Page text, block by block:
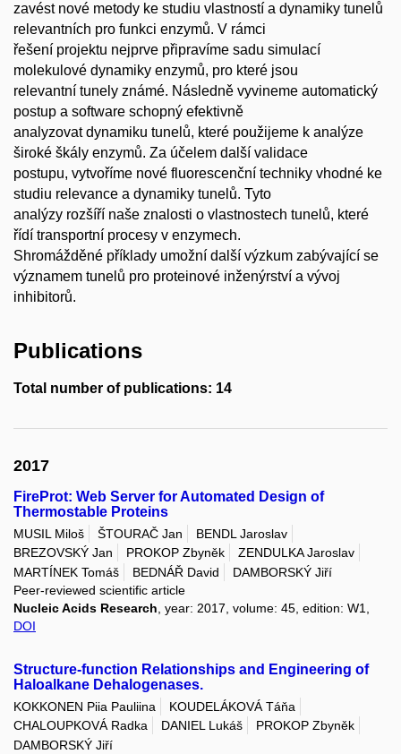
zavést nové metody ke studiu vlastností a dynamiky tunelů
relevantních pro funkci enzymů. V rámci
řešení projektu nejprve připravíme sadu simulací
molekulové dynamiky enzymů, pro které jsou
relevantní tunely známé. Následně vyvineme automatický
postup a software schopný efektivně
analyzovat dynamiku tunelů, které použijeme k analýze
široké škály enzymů. Za účelem další validace
postupu, vytvoříme nové fluorescenční techniky vhodné ke
studiu relevance a dynamiky tunelů. Tyto
analýzy rozšíří naše znalosti o vlastnostech tunelů, které
řídí transportní procesy v enzymech.
Shromážděné příklady umožní další výzkum zabývající se
významem tunelů pro proteinové inženýrství a vývoj
inhibitorů.
Publications
Total number of publications: 14
2017
FireProt: Web Server for Automated Design of
Thermostable Proteins
MUSIL Miloš ŠTOURAČ Jan
BENDL Jaroslav
BREZOVSKÝ Jan
PROKOP Zbyněk
ZENDULKA Jaroslav
MARTÍNEK Tomáš
BEDNÁŘ David
DAMBORSKÝ Jiří
Peer-reviewed scientific article
Nucleic Acids Research , year: 2017, volume: 45, edition: W1,
DOI
Structure-function Relationships and Engineering of
Haloalkane Dehalogenases.
KOKKONEN Piia Pauliina
KOUDELÁKOVÁ Táňa
CHALOUPKOVÁ Radka
DANIEL Lukáš
PROKOP Zbyněk
DAMBORSKÝ Jiří